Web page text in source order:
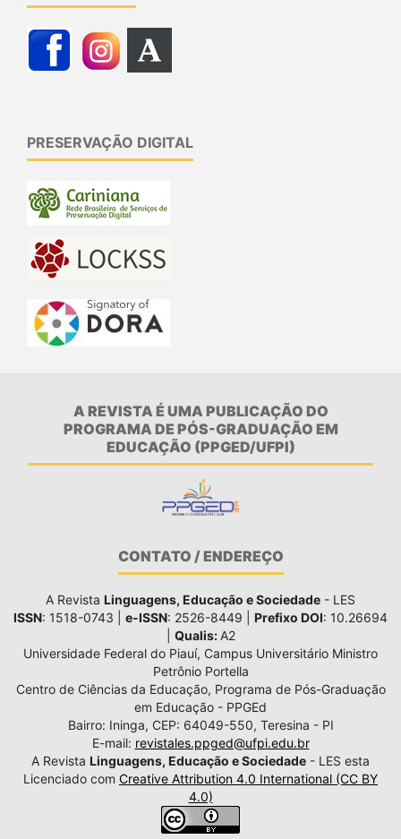
PRESERVAÇÃO DIGITAL
A REVISTA É UMA PUBLICAÇÃO DO
PROGRAMA DE PÓS-GRADUAÇÃO EM
EDUCAÇÃO (PPGED/UFPI)
CONTATO / ENDEREÇO
A Revista Linguagens, Educação e Sociedade - LES
ISSN: 1518-0743 | e-ISSN: 2526-8449 | Prefixo DOI: 10.26694
Qualis: A2
Universidade Federal do Piauí, Campus Universitário Ministro
Petrônio Portella
Centro de Ciências da Educação, Programa de Pós-Graduação
em Educação - PPGEd
Bairro: Ininga, CEP: 64049-550, Teresina - PI
E-mail: revistales.ppged@ufpi.edu.br
A Revista Linguagens, Educação e Sociedade - LES esta
Licenciado com Creative Attribution 4.0 International (CC BY
4.0)